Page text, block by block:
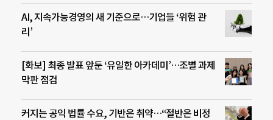
AI, 지속가능경영의 새 기준으로…기업들 ‘위험 관
리’
[화보] 최종 발표 앞둔 ‘유일한 아카데미’…조별 과제
막판 점검
커지는 공익 법률 수요, 기반은 취약…“절반은 비정